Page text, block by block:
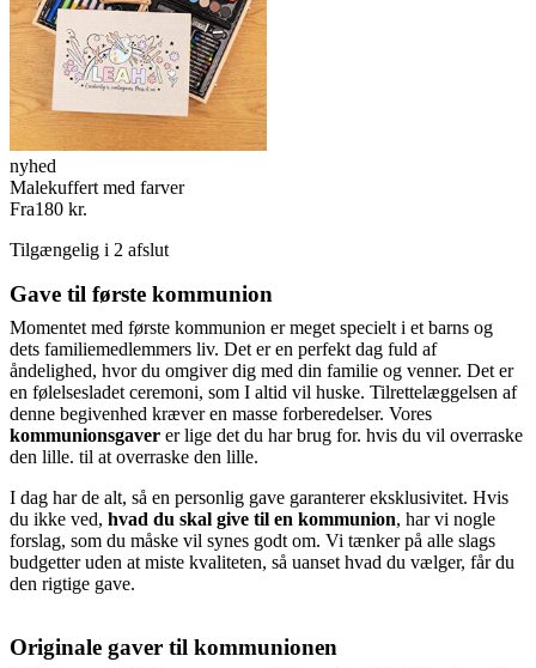
nyhed
Malekuffert med farver
Fra180 kr.
Tilgængelig i 2 afslut
Gave til første kommunion
Momentet med første kommunion er meget specielt i et barns og
dets familiemedlemmers liv. Det er en perfekt dag fuld af
åndelighed, hvor du omgiver dig med din familie og venner. Det er
en følelsesladet ceremoni, som I altid vil huske. Tilrettelæggelsen af
denne begivenhed kræver en masse forberedelser. Vores
kommunionsgaver er lige det du har brug for. hvis du vil overraske
den lille. til at overraske den lille.
I dag har de alt, så en personlig gave garanterer eksklusivitet. Hvis
du ikke ved, hvad du skal give til en kommunion, har vi nogle
forslag, som du måske vil synes godt om. Vi tænker på alle slags
budgetter uden at miste kvaliteten, så uanset hvad du vælger, får du
den rigtige gave.
Originale gaver til kommunionen